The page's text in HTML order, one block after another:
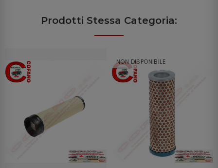
Prodotti Stessa Categoria:
NON DISPONIBILE